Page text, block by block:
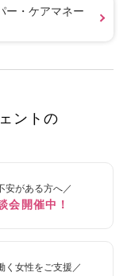
ー・ケアマネー
ントの
安がある方へ／
会開催中！
く女性をご支援／